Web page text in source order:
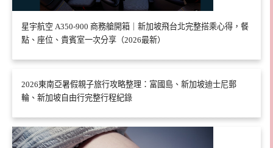
星宇航空 A350-900 商務艙開箱｜新加坡飛台北完整搭乘心得，餐
點、座位、貴賓室一次分享（2026最新）
2026東南亞暑假親子旅行攻略整理：富國島、新加坡迪士尼郵
輪、新加坡自由行完整行程紀錄